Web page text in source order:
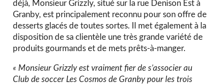
déjà, Monsieur Grizzly, situé sur la rue Denison Est à
Granby, est principalement reconnu pour son offre de
desserts glacés de toutes sortes. Il met également à la
disposition de sa clientèle une très grande variété de
produits gourmands et de mets prêts-à-manger.
« Monsieur Grizzly est vraiment fier de s’associer au
Club de soccer Les Cosmos de Granby pour les trois